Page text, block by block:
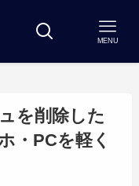
MENU
を削除した
・PCを軽く